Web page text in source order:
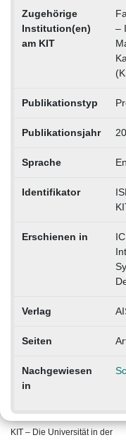
Zugehörige
Institution(en)
am KIT
–
Publikationstyp
Publikationsjahr
Sprache
Identifikator
Erschienen in
Verlag
Seiten
Nachgewiesen
in
KIT – Die Universität in der